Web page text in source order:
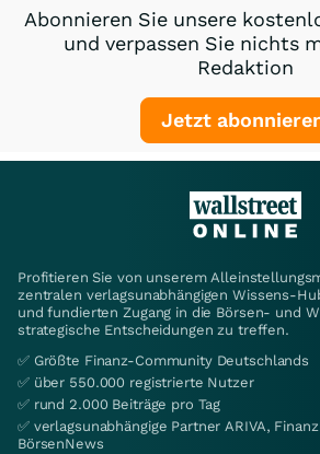
Abonnieren Sie unsere
und verpassen Sie nichts
Redaktion
Jetzt
Profitieren Sie von unserem
zentralen verlagsunabhängigen Wissens-
und fundierten Zugang in die Börsen- und
strategische Entscheidungen zu treffen.
✅ Größte Finanz-Community Deutschlands
✅ über 550.000 registrierte Nutzer
✅ rund 2.000 Beiträge pro Tag
✅ verlagsunabhängige Partner ARIVA,
BörsenNews